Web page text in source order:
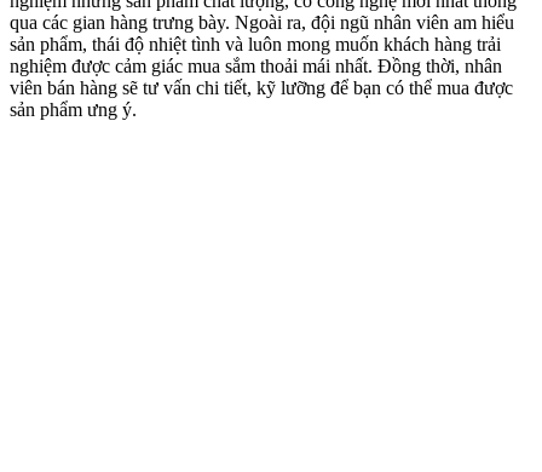
qua các gian hàng trưng bày. Ngoài ra, đội ngũ nhân viên am hiểu
sản phẩm, thái độ nhiệt tình và luôn mong muốn khách hàng trải
nghiệm được cảm giác mua sắm thoải mái nhất. Đồng thời, nhân
viên bán hàng sẽ tư vấn chi tiết, kỹ lưỡng để bạn có thể mua được
sản phẩm ưng ý.